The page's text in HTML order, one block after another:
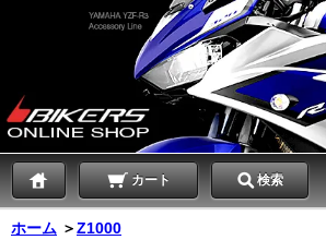
カート 検索
ホーム ＞Z1000